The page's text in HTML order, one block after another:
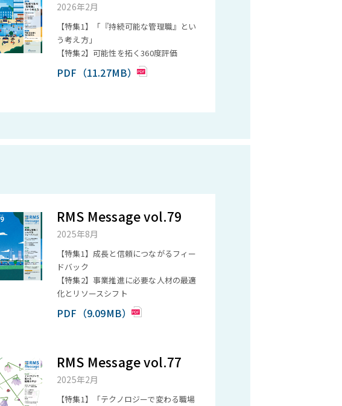
2026年2月
【特集1】「『持続可能な管理職』とい
う考え方」
【特集2】可能性を拓く360度評価
PDF（11.27MB）
RMS Message vol.79
2025年8月
【特集1】成長と信頼につながるフィー
ドバック
【特集2】事業推進に必要な人材の最適
化とリソースシフト
PDF（9.09MB）
RMS Message vol.77
2025年2月
【特集1】「テクノロジーで変わる職場